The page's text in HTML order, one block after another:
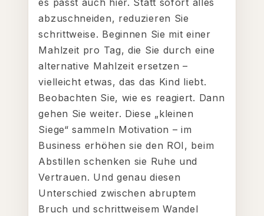
es passt auch hier. Statt sofort alles
abzuschneiden, reduzieren Sie
schrittweise. Beginnen Sie mit einer
Mahlzeit pro Tag, die Sie durch eine
alternative Mahlzeit ersetzen –
vielleicht etwas, das das Kind liebt.
Beobachten Sie, wie es reagiert. Dann
gehen Sie weiter. Diese „kleinen
Siege“ sammeln Motivation – im
Business erhöhen sie den ROI, beim
Abstillen schenken sie Ruhe und
Vertrauen. Und genau diesen
Unterschied zwischen abruptem
Bruch und schrittweisem Wandel